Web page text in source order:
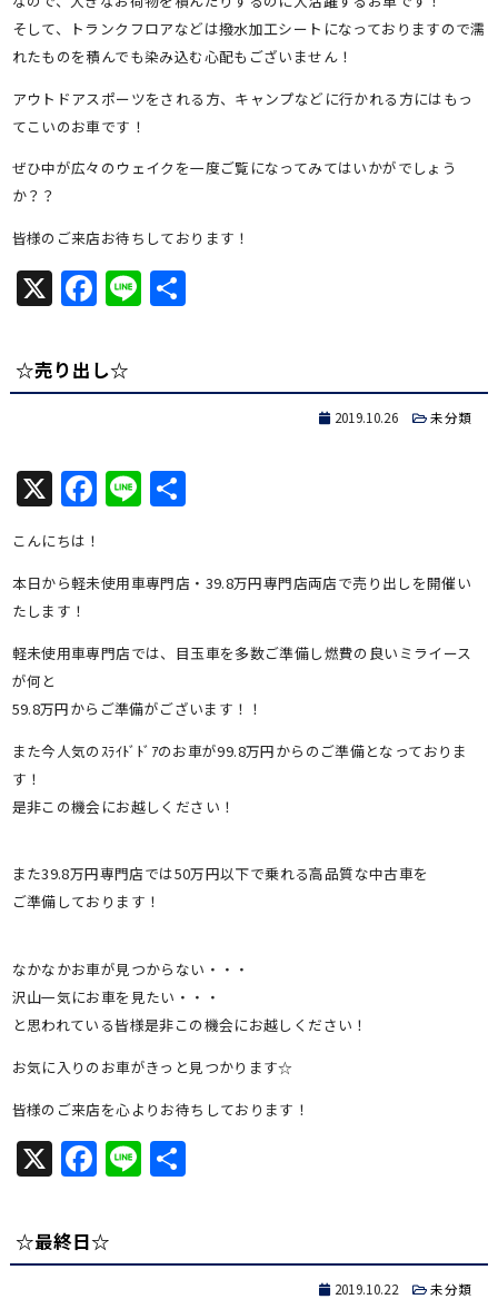
そして、トランクフロアなどは撥水加工シートになっておりますので濡
れたものを積んでも染み込む心配もございません！
アウトドアスポーツをされる方、キャンプなどに行かれる方にはもっ
てこいのお車です！
ぜひ中が広々のウェイクを一度ご覧になってみてはいかがでしょう
か？？
皆様のご来店お待ちしております！
X Facebook
Line共
☆売り出し☆
2019.10.26 未分類
X Facebook
Line共
こんにちは！
本日から軽未使用車専門店・39.8万円専門店両店で売り出しを開催い
たします！
軽未使用車専門店では、目玉車を多数ご準備し燃費の良いミライース
が何と
59.8万円からご準備がございます！！
また今人気のｽﾗｲﾄﾞﾄﾞｱのお車が99.8万円からのご準備となっておりま
す！
是非この機会にお越しください！
また39.8万円専門店では50万円以下で乗れる高品質な中古車を
ご準備しております！
なかなかお車が見つからない・・・
沢山一気にお車を見たい・・・
と思われている皆様是非この機会にお越しください！
お気に入りのお車がきっと見つかります☆
皆様のご来店を心よりお待ちしております！
X Facebook
Line共
☆最終日☆
2019.10.22 未分類